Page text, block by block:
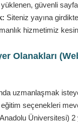
yüklenen, güvenli
Siteniz yayına
hizmetimiz
Olanakları
uzmanlaşmak
seçenekleri
Üniversitesi) 2